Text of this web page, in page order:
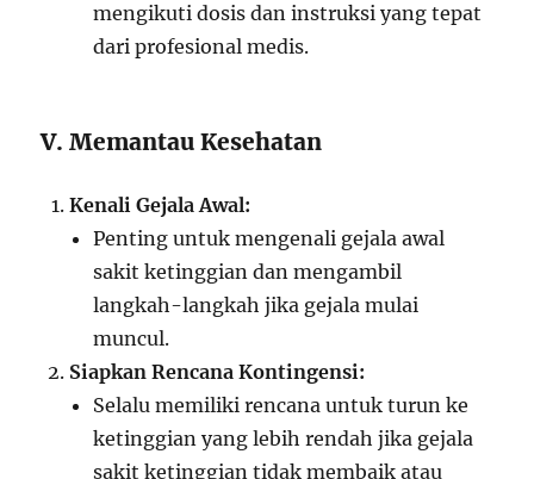
mengikuti dosis dan instruksi yang tepat
dari profesional medis.
V. Memantau Kesehatan
Kenali Gejala Awal:
Penting untuk mengenali gejala awal
sakit ketinggian dan mengambil
langkah-langkah jika gejala mulai
muncul.
Siapkan Rencana Kontingensi:
Selalu memiliki rencana untuk turun ke
ketinggian yang lebih rendah jika gejala
sakit ketinggian tidak membaik atau